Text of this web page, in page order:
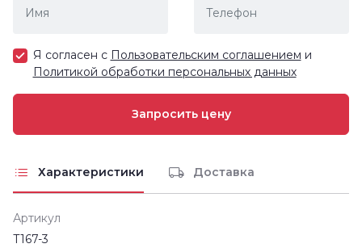
Я согласен с Пользовательским соглашением и
Политикой обработки персональных данных
Характеристики Доставка
Артикул
Т167-3